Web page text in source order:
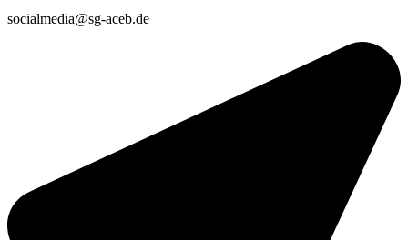
socialmedia@sg-aceb.de